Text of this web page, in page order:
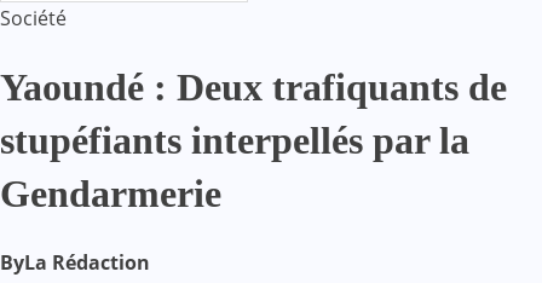
Société
Yaoundé : Deux trafiquants de
stupéfiants interpellés par la
Gendarmerie
ByLa Rédaction